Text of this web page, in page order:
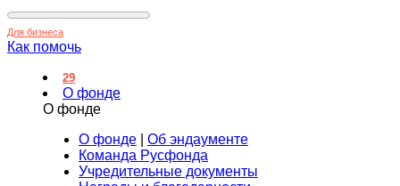
Для бизнеса
Как помочь
29
О фонде
О фонде
О фонде
Об эндаументе
Команда Русфонда
Учредительные документы